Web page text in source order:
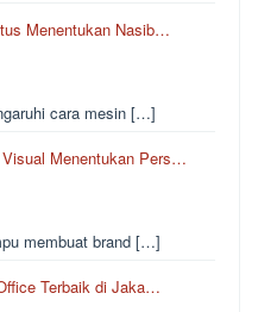
Menentukan Nasib…
cara mesin […]
Menentukan Pers…
membuat brand […]
Terbaik di Jaka…